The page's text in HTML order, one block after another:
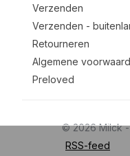
Verzenden
Verzenden -
Retourneren
Algemene
Preloved
© 2026 Milck
RSS-feed